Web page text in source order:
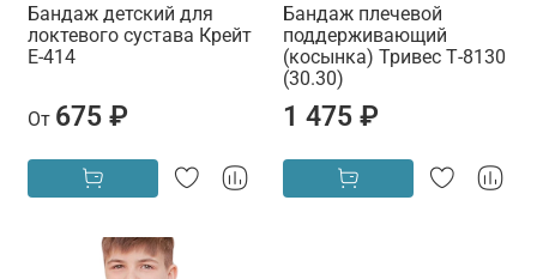
Бандаж детский для
локтевого сустава Крейт
Е-414
От 675 ₽
Бандаж плечевой
поддерживающий
(косынка) Тривес Т-8130
(30.30)
1 475 ₽